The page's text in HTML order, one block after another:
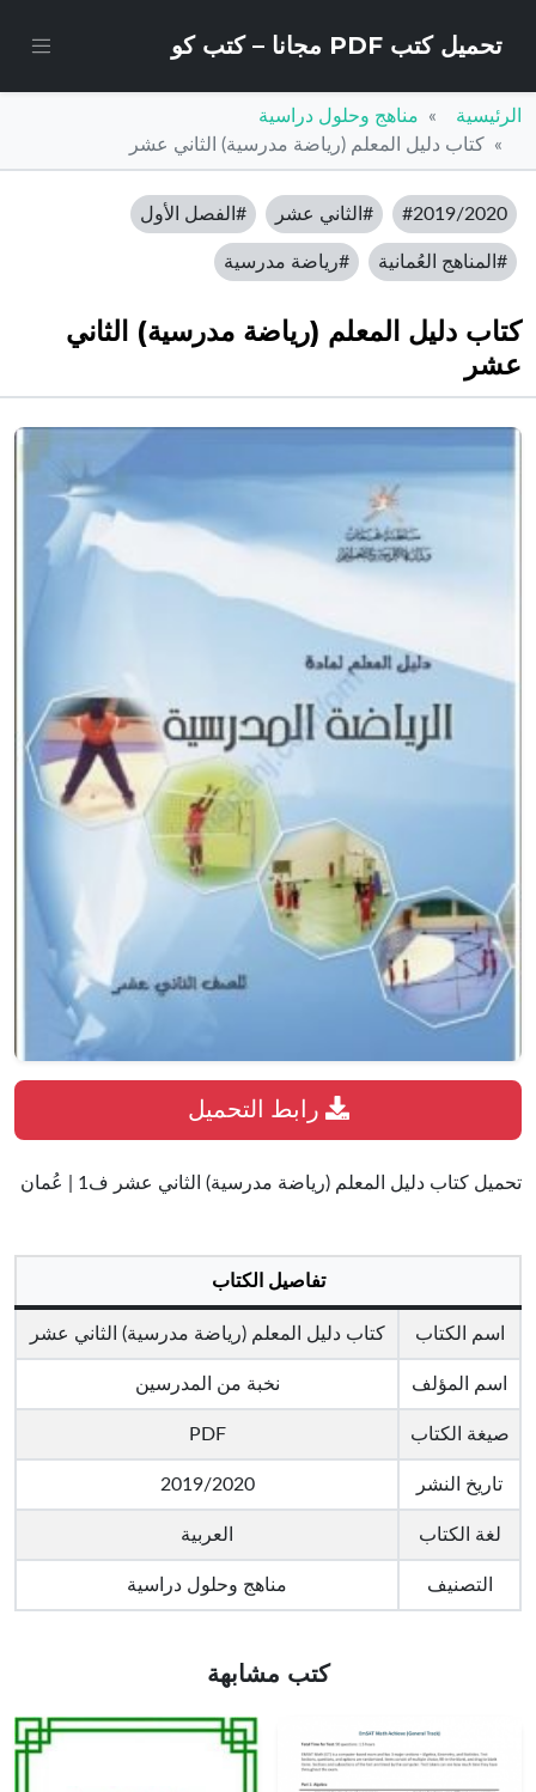
تحميل كتب PDF مجانا – كتب كو
الرئيسية
مناهج وحلول دراسية
كتاب دليل المعلم (رياضة مدرسية) الثاني عشر
#2019/2020 #الثاني عشر #الفصل الأول
#المناهج العُمانية #رياضة مدرسية
كتاب دليل المعلم (رياضة مدرسية) الثاني
عشر
تحميل كتاب دليل المعلم (رياضة مدرسية) الثاني عشر ف1 | عُمان
تفاصيل الكتاب
اسم الكتاب كتاب دليل المعلم (رياضة مدرسية) الثاني عشر
اسم المؤلف نخبة من المدرسين
صيغة الكتاب PDF
تاريخ النشر 2019/2020
لغة الكتاب العربية
التصنيف مناهج وحلول دراسية
كتب مشابهة